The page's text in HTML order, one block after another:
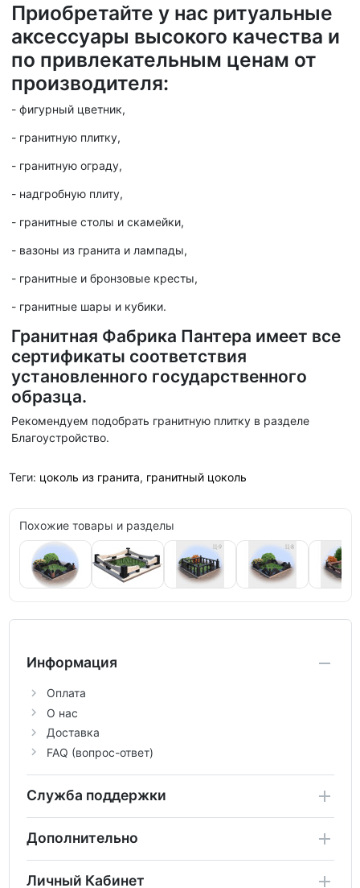
Приобретайте у нас ритуальные
аксессуары высокого качества и
по привлекательным ценам от
производителя:
- фигурный цветник,
- гранитную плитку,
- гранитную ограду,
- надгробную плиту,
- гранитные столы и скамейки,
- вазоны из гранита и лампады,
- гранитные и бронзовые кресты,
- гранитные шары и кубики.
Гранитная Фабрика Пантера имеет все
сертификаты соответствия
установленного государственного
образца.
Рекомендуем подобрать гранитную плитку в разделе
Благоустройство.
Теги: цоколь из гранита, гранитный цоколь
Похожие товары и разделы
Информация
Оплата
О нас
Доставка
FAQ (вопрос-ответ)
Служба поддержки
Дополнительно
Личный Кабинет